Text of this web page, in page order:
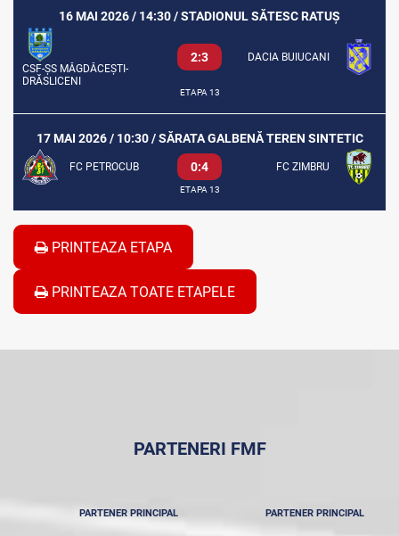
16 MAI 2026 / 14:30 / STADIONUL SĂTESC RATUȘ
CSF-ȘS MĂGDĂCEȘTI-
DRĂSLICENI
2:3 DACIA BUIUCANI
ETAPA 13
17 MAI 2026 / 10:30 / SĂRATA GALBENĂ TEREN SINTETIC
FC PETROCUB 0:4 FC ZIMBRU
ETAPA 13
PRINTEAZA ETAPA
PRINTEAZA TOATE ETAPELE
PARTENERI FMF
PARTENER PRINCIPAL PARTENER PRINCIPAL